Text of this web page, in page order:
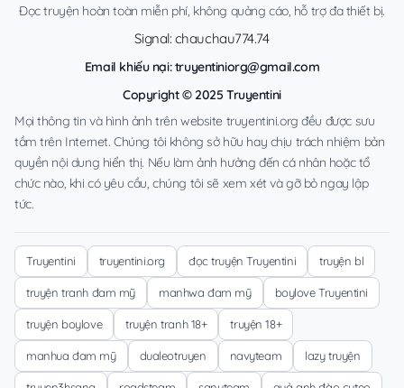
Đọc truyện hoàn toàn miễn phí, không quảng cáo, hỗ trợ đa thiết bị.
Signal: chauchau774.74
Email khiếu nại:truyentiniorg@gmail.com
Copyright © 2025 Truyentini
Mọi thông tin và hình ảnh trên website truyentini.org đều được sưu
tầm trên Internet. Chúng tôi không sở hữu hay chịu trách nhiệm bản
quyền nội dung hiển thị. Nếu làm ảnh hưởng đến cá nhân hoặc tổ
chức nào, khi có yêu cầu, chúng tôi sẽ xem xét và gỡ bỏ ngay lập
tức.
Truyentini truyentini.org đọc truyện Truyentini truyện bl
truyện tranh đam mỹ manhwa đam mỹ boylove Truyentini
truyện boylove truyện tranh 18+ truyện 18+
manhua đam mỹ dualeotruyen navyteam lazy truyện